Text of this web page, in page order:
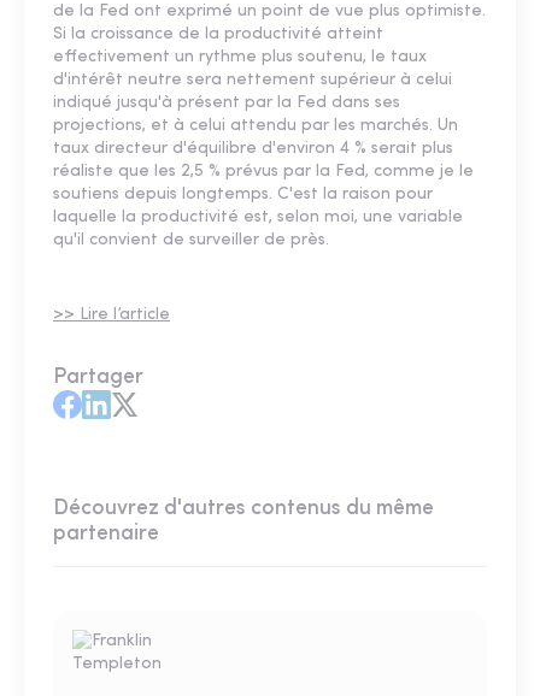
de la Fed ont exprimé un point de vue plus optimiste.
Si la croissance de la productivité atteint
effectivement un rythme plus soutenu, le taux
d'intérêt neutre sera nettement supérieur à celui
indiqué jusqu'à présent par la Fed dans ses
projections, et à celui attendu par les marchés. Un
taux directeur d'équilibre d'environ 4 % serait plus
réaliste que les 2,5 % prévus par la Fed, comme je le
soutiens depuis longtemps. C'est la raison pour
laquelle la productivité est, selon moi, une variable
qu'il convient de surveiller de près.
>> Lire l’article
Partager
Découvrez d'autres contenus du même
partenaire